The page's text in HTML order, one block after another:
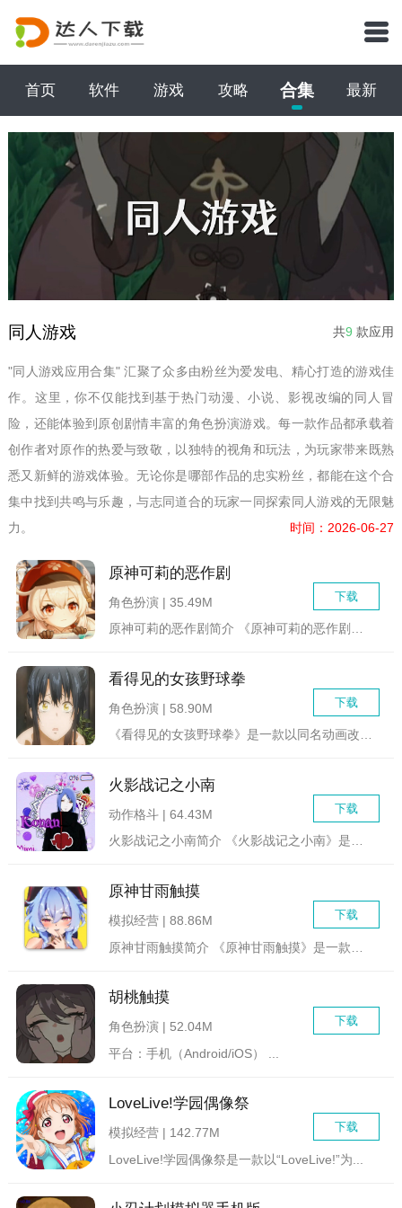
首页 软件 游戏 攻略 合集 最新
同人游戏 共9 款应用
"同人游戏应用合集" 汇聚了众多由粉丝为爱发电、精心打造的游戏佳
作。这里，你不仅能找到基于热门动漫、小说、影视改编的同人冒
险，还能体验到原创剧情丰富的角色扮演游戏。每一款作品都承载着
创作者对原作的热爱与致敬，以独特的视角和玩法，为玩家带来既熟
悉又新鲜的游戏体验。无论你是哪部作品的忠实粉丝，都能在这个合
集中找到共鸣与乐趣，与志同道合的玩家一同探索同人游戏的无限魅
力。
时间：2026-06-27
原神可莉的恶作剧
下载
角色扮演 | 35.49M
原神可莉的恶作剧简介 《原神可莉的恶作剧》是一款深受原...
看得见的女孩野球拳
下载
角色扮演 | 58.90M
《看得见的女孩野球拳》是一款以同名动画改编的同人SLG游戏，...
火影战记之小南
下载
动作格斗 | 64.43M
火影战记之小南简介 《火影战记之小南》是一款基于著名日...
原神甘雨触摸
下载
模拟经营 | 88.86M
胡桃触摸
下载
角色扮演 | 52.04M
平台：手机（Android/iOS） ...
LoveLive!学园偶像祭
下载
模拟经营 | 142.77M
LoveLive!学园偶像祭是一款以“LoveLive!”为...